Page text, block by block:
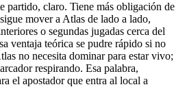
partido, claro. Tiene más obligación de
mover a Atlas de lado a lado,
o segundas jugadas cerca del
ventaja teórica se pudre rápido si no
no necesita dominar para estar vivo;
respirando. Esa palabra,
el apostador que entra al local a